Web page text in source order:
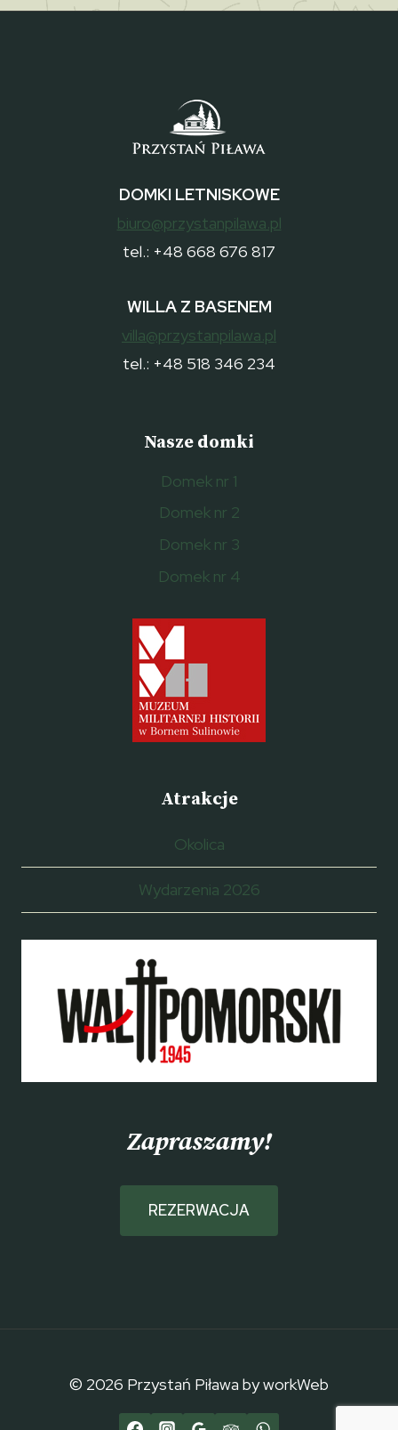
DOMKI LETNISKOWE
biuro@przystanpilawa.pl
tel.: +48 668 676 817
WILLA Z BASENEM
villa@przystanpilawa.pl
tel.: +48 518 346 234
Nasze domki
Domek nr 1
Domek nr 2
Domek nr 3
Domek nr 4
Atrakcje
Okolica
Wydarzenia 2026
Zapraszamy!
REZERWACJA
© 2026 Przystań Piława by workWeb